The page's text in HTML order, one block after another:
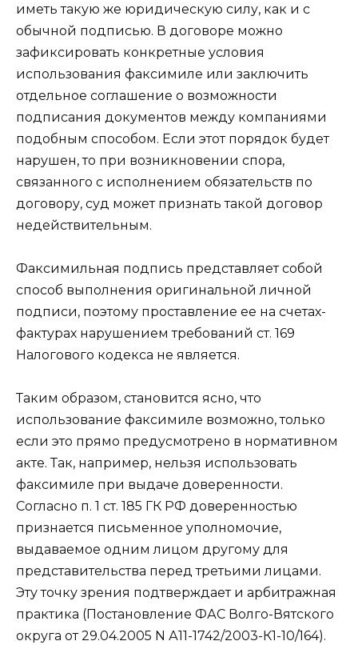
иметь такую же юридическую силу, как и с
обычной подписью. В договоре можно
зафиксировать конкретные условия
использования факсимиле или заключить
отдельное соглашение о возможности
подписания документов между компаниями
подобным способом. Если этот порядок будет
нарушен, то при возникновении спора,
связанного с исполнением обязательств по
договору, суд может признать такой договор
недействительным.
Факсимильная подпись представляет собой
способ выполнения оригинальной личной
подписи, поэтому проставление ее на счетах-
фактурах нарушением требований ст. 169
Налогового кодекса не является.
Таким образом, становится ясно, что
использование факсимиле возможно, только
если это прямо предусмотрено в нормативном
акте. Так, например, нельзя использовать
факсимиле при выдаче доверенности.
Согласно п. 1 ст. 185 ГК РФ доверенностью
признается письменное уполномочие,
выдаваемое одним лицом другому для
представительства перед третьими лицами.
Эту точку зрения подтверждает и арбитражная
практика (Постановление ФАС Волго-Вятского
округа от 29.04.2005 N А11-1742/2003-К1-10/164).